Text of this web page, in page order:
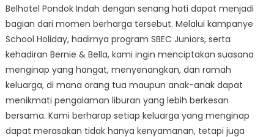
Belhotel Pondok Indah dengan senang hati dapat menjadi
bagian dari momen berharga tersebut. Melalui kampanye
School Holiday, hadirnya program SBEC Juniors, serta
kehadiran Bernie & Bella, kami ingin menciptakan suasana
menginap yang hangat, menyenangkan, dan ramah
keluarga, di mana orang tua maupun anak-anak dapat
menikmati pengalaman liburan yang lebih berkesan
bersama. Kami berharap setiap keluarga yang menginap
dapat merasakan tidak hanya kenyamanan, tetapi juga